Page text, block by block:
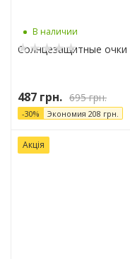
В наличии
Солнцезащитные очки
487 грн. 695грн.
-30% Экономия 208 грн.
Акція